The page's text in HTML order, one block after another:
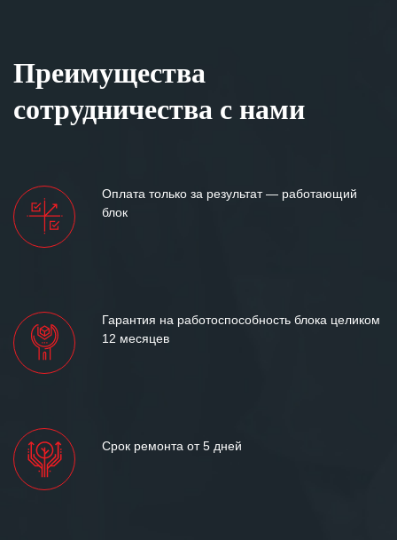
Преимущества
сотрудничества с нами
Оплата только за результат — работающий
блок
Гарантия на работоспособность блока целиком
12 месяцев
Срок ремонта от 5 дней